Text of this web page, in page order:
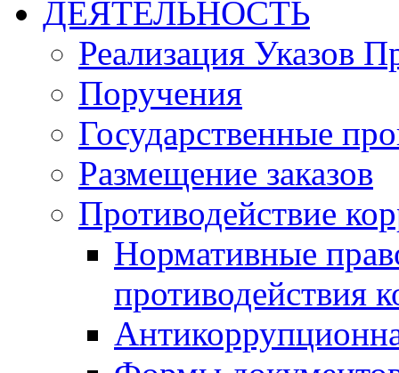
ДЕЯТЕЛЬНОСТЬ
Реализация Указов
Поручения
Государственные
Размещение заказов
Противодействие
Нормативные
противодействия